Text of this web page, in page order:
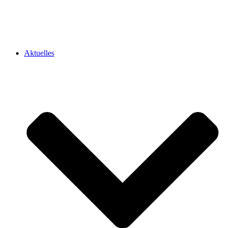
Aktuelles